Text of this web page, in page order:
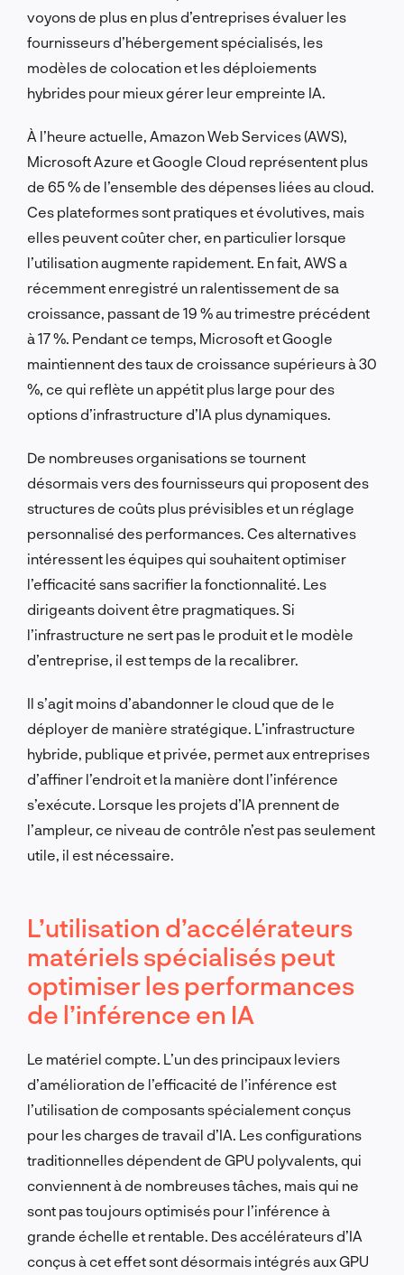
voyons de plus en plus d’entreprises évaluer les
fournisseurs d’hébergement spécialisés, les
modèles de colocation et les déploiements
hybrides pour mieux gérer leur empreinte IA.
À l’heure actuelle, Amazon Web Services (AWS),
Microsoft Azure et Google Cloud représentent plus
de 65 % de l’ensemble des dépenses liées au cloud.
Ces plateformes sont pratiques et évolutives, mais
elles peuvent coûter cher, en particulier lorsque
l’utilisation augmente rapidement. En fait, AWS a
récemment enregistré un ralentissement de sa
croissance, passant de 19 % au trimestre précédent
à 17 %. Pendant ce temps, Microsoft et Google
maintiennent des taux de croissance supérieurs à 30
%, ce qui reflète un appétit plus large pour des
options d’infrastructure d’IA plus dynamiques.
De nombreuses organisations se tournent
désormais vers des fournisseurs qui proposent des
structures de coûts plus prévisibles et un réglage
personnalisé des performances. Ces alternatives
intéressent les équipes qui souhaitent optimiser
l’efficacité sans sacrifier la fonctionnalité. Les
dirigeants doivent être pragmatiques. Si
l’infrastructure ne sert pas le produit et le modèle
d’entreprise, il est temps de la recalibrer.
Il s’agit moins d’abandonner le cloud que de le
déployer de manière stratégique. L’infrastructure
hybride, publique et privée, permet aux entreprises
d’affiner l’endroit et la manière dont l’inférence
s’exécute. Lorsque les projets d’IA prennent de
l’ampleur, ce niveau de contrôle n’est pas seulement
utile, il est nécessaire.
L’utilisation d’accélérateurs
matériels spécialisés peut
optimiser les performances
de l’inférence en IA
Le matériel compte. L’un des principaux leviers
d’amélioration de l’efficacité de l’inférence est
l’utilisation de composants spécialement conçus
pour les charges de travail d’IA. Les configurations
traditionnelles dépendent de GPU polyvalents, qui
conviennent à de nombreuses tâches, mais qui ne
sont pas toujours optimisés pour l’inférence à
grande échelle et rentable. Des accélérateurs d’IA
conçus à cet effet sont désormais intégrés aux GPU